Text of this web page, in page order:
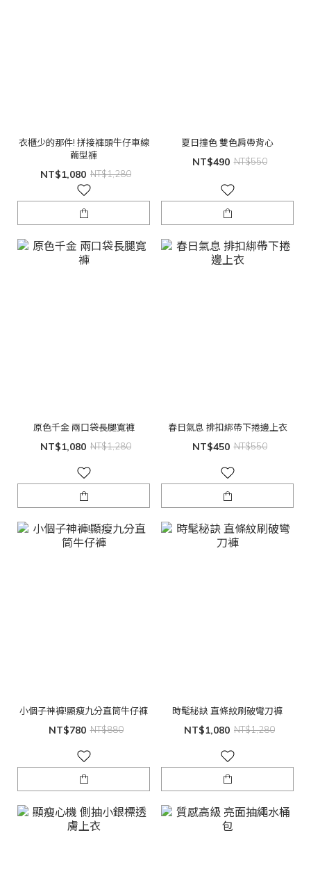
衣櫃少的那件! 拼接褲頭牛仔車線
繭型褲
NT$1,080 NT$1,280
夏日撞色 雙色肩帶背心
NT$490 NT$550
原色千金 兩口袋長腿寬褲
NT$1,080 NT$1,280
春日氣息 排扣綁帶下捲邊上衣
NT$450 NT$550
小個子神褲!顯瘦九分直筒牛仔褲
NT$780 NT$880
時髦秘訣 直條紋刷破彎刀褲
NT$1,080 NT$1,280